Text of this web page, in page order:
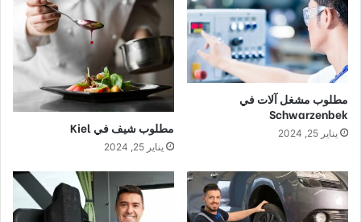
مطلوب مشغل آلات في
Schwarzenbek
يناير 25, 2024 مطلوب شيف في Kiel
يناير 25, 2024